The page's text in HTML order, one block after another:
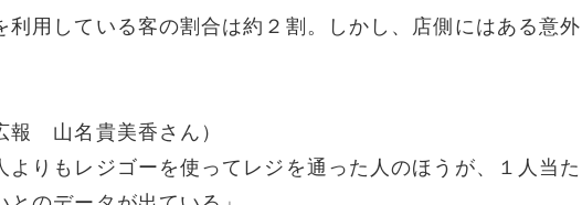
用している客の割合は約２割。しかし、店側にはある意外
報 山名貴美香さん）
よりもレジゴーを使ってレジを通った人のほうが、１人当た